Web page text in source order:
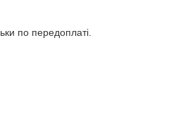
по передоплаті.